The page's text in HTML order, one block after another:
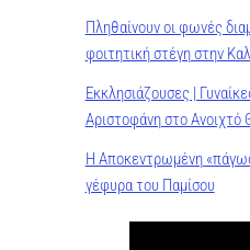
Πληθαίνουν οι φωνές
φοιτητική στέγη στην
Εκκλησιάζουσες |
Αριστοφάνη στο
Η Αποκεντρωμένη
γέφυρα του Παμίσου